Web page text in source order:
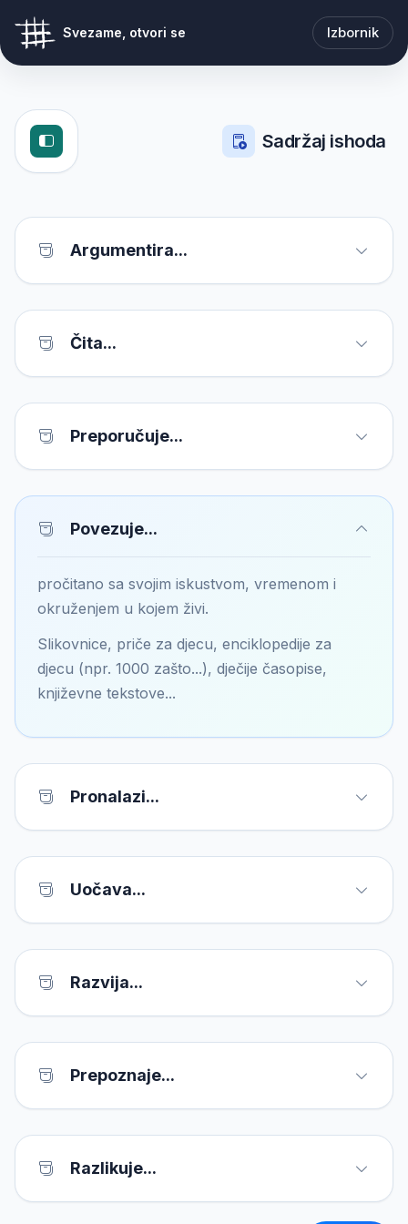
Svezame, otvori se Izbornik
Sadržaj ishoda
Argumentira...
Čita...
Preporučuje...
Povezuje...
pročitano sa svojim iskustvom, vremenom i
okruženjem u kojem živi.
Slikovnice, priče za djecu, enciklopedije za
djecu (npr. 1000 zašto...), dječije časopise,
književne tekstove...
Pronalazi...
Uočava...
Razvija...
Prepoznaje...
Razlikuje...